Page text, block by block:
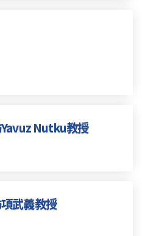
Nutku教授
武義教授